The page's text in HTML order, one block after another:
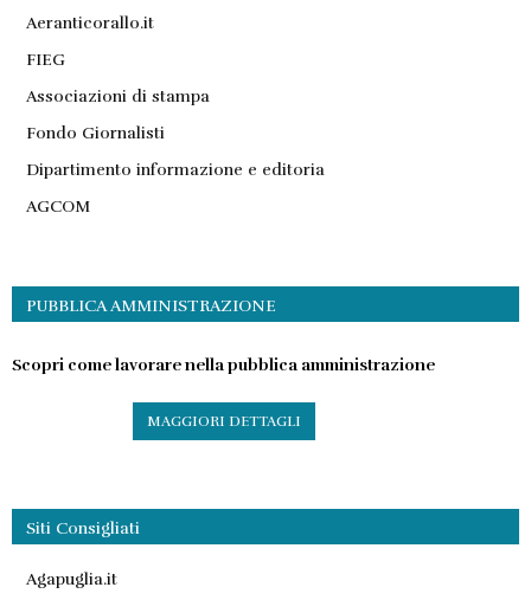
Aeranticorallo.it
FIEG
Associazioni di stampa
Fondo Giornalisti
Dipartimento informazione e editoria
AGCOM
PUBBLICA AMMINISTRAZIONE
Scopri come lavorare nella pubblica amministrazione
MAGGIORI DETTAGLI
Siti Consigliati
Agapuglia.it